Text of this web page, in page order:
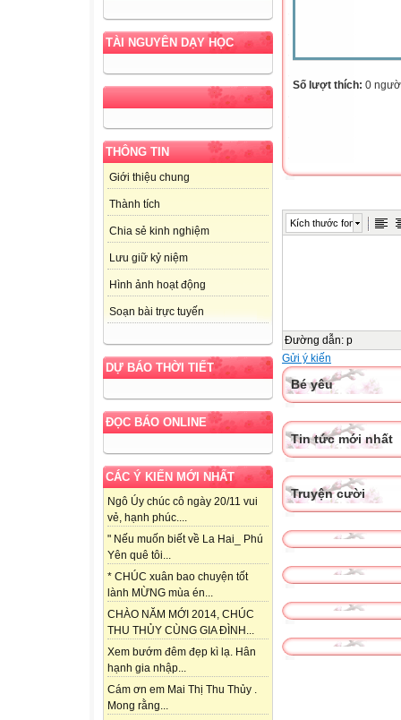
TÀI NGUYÊN DẠY HỌC
THÔNG TIN
Giới thiệu chung
Thành tích
Chia sẻ kinh nghiệm
Lưu giữ kỷ niệm
Hình ảnh hoạt động
Soạn bài trực tuyến
DỰ BÁO THỜI TIẾT
ĐỌC BÁO ONLINE
CÁC Ý KIẾN MỚI NHẤT
Ngô Úy chúc cô ngày 20/11 vui
vẻ, hạnh phúc....
" Nếu muốn biết về La Hai_ Phú
Yên quê tôi...
* CHÚC xuân bao chuyện tốt
lành MỪNG mùa én...
CHÀO NĂM MỚI 2014, CHÚC
THU THỦY CÙNG GIA ĐÌNH...
Xem bướm đêm đẹp kì lạ. Hân
hạnh gia nhập...
Cám ơn em Mai Thị Thu Thủy .
Mong rằng...
Số lượt thích: 0
Kích thước font
Đường dẫn: p
Gửi ý kiến
Bé yêu
Tin tức mới nhất
Truyện cười